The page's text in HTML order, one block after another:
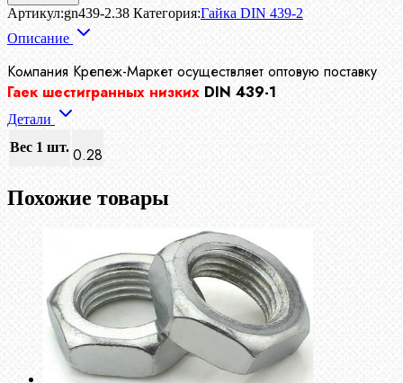
Артикул:gn439-2.38 Категория:Гайка DIN 439-2
Описание
Компания Крепеж-Маркет осуществляет оптовую поставку
Гаек шестигранных низких DIN 439-1
Детали
Вес 1 шт. 0.28
Похожие товары